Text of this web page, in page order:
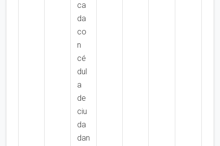
ca
da
co
n
cé
dul
a
de
ciu
da
dan